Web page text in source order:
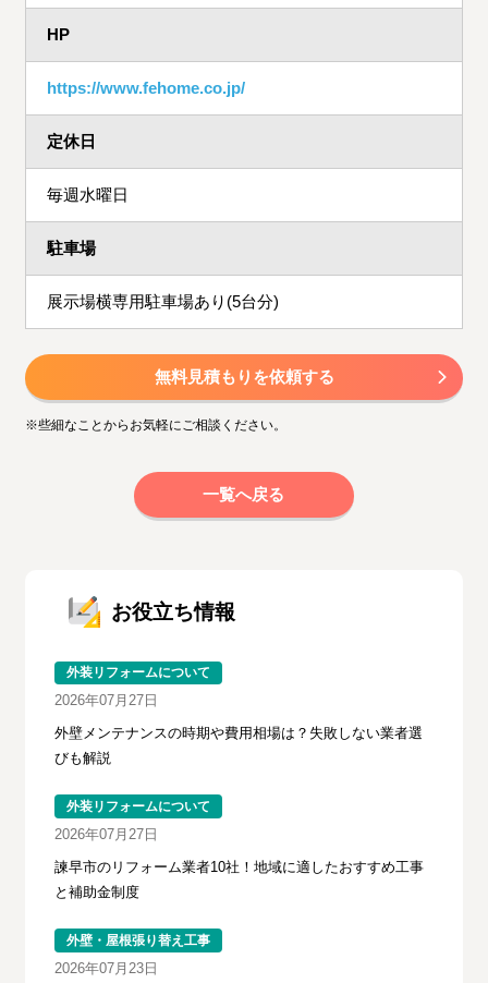
HP
https://www.fehome.co.jp/
定休日
毎週水曜日
駐車場
展示場横専用駐車場あり(5台分)
無料見積もりを依頼する
※些細なことからお気軽にご相談ください。
一覧へ戻る
お役立ち情報
外装リフォームについて
2026年07月27日
外壁メンテナンスの時期や費用相場は？失敗しない業者選
びも解説
外装リフォームについて
2026年07月27日
諫早市のリフォーム業者10社！地域に適したおすすめ工事
と補助金制度
外壁・屋根張り替え工事
2026年07月23日